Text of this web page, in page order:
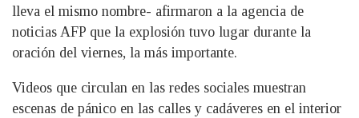
lleva el mismo nombre- afirmaron a la agencia de
noticias AFP que la explosión tuvo lugar durante la
oración del viernes, la más importante.
Videos que circulan en las redes sociales muestran
escenas de pánico en las calles y cadáveres en el interior